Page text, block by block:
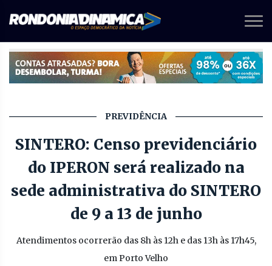
PREVIDÊNCIA
SINTERO: Censo previdenciário
do IPERON será realizado na
sede administrativa do SINTERO
de 9 a 13 de junho
Atendimentos ocorrerão das 8h às 12h e das 13h às 17h45,
em Porto Velho